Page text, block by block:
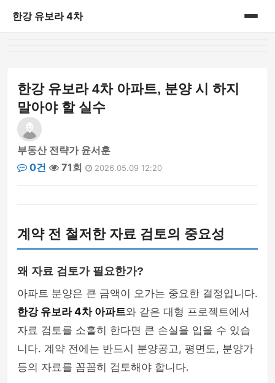
한강 유보라 4차
한강 유보라 4차 아파트, 분양 시 하지
말아야 할 실수
부동산 전략가 윤서훈
0건
71회 2026.05.09 12:20
계약 전 철저한 자료 검토의 중요성
왜 자료 검토가 필요한가?
아파트 분양은 큰 금액이 오가는 중요한 결정입니다.
한강 유보라 4차 아파트와 같은 대형 프로젝트에서
자료 검토를 소홀히 한다면 큰 손실을 입을 수 있습
니다. 계약 전에는 반드시 분양공고, 평면도, 분양가
등의 자료를 꼼꼼히 검토해야 합니다.